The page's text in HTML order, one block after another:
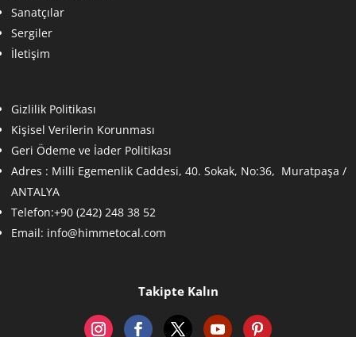
Sanatçılar
Sergiler
İletişim
Gizlilik Politikası
Kişisel Verilerin Korunması
Geri Ödeme ve İader Politikası
Adres : Milli Egemenlik Caddesi, 40. Sokak, No:36, Muratpaşa /
ANTALYA
Telefon:+90 (242) 248 38 52
Email: info@himmetocal.com
Takipte Kalın